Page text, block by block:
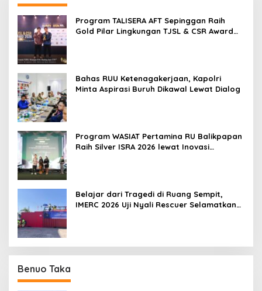
Program TALISERA AFT Sepinggan Raih
Gold Pilar Lingkungan TJSL & CSR Award
Bahas RUU Ketenagakerjaan, Kapolri
Minta Aspirasi Buruh Dikawal Lewat Dialog
Program WASIAT Pertamina RU Balikpapan
Raih Silver ISRA 2026 lewat Inovasi
Belajar dari Tragedi di Ruang Sempit,
IMERC 2026 Uji Nyali Rescuer Selamatkan
Benuo Taka